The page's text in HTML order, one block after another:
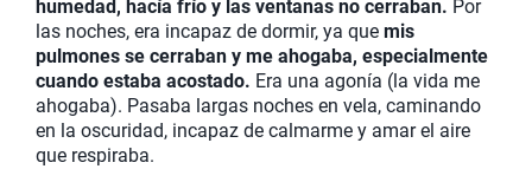
humedad, hacía frío y las ventanas no cerraban. Por
las noches, era incapaz de dormir, ya que mis
pulmones se cerraban y me ahogaba, especialmente
cuando estaba acostado. Era una agonía (la vida me
ahogaba). Pasaba largas noches en vela, caminando
en la oscuridad, incapaz de calmarme y amar el aire
que respiraba.